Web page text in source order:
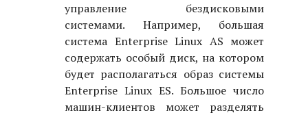
управление бездисковыми
системами. Например, большая
система Enterprise Linux AS может
содержать особый диск, на котором
будет располагаться образ системы
Enterprise Linux ES. Большое число
машин-клиентов может разделять